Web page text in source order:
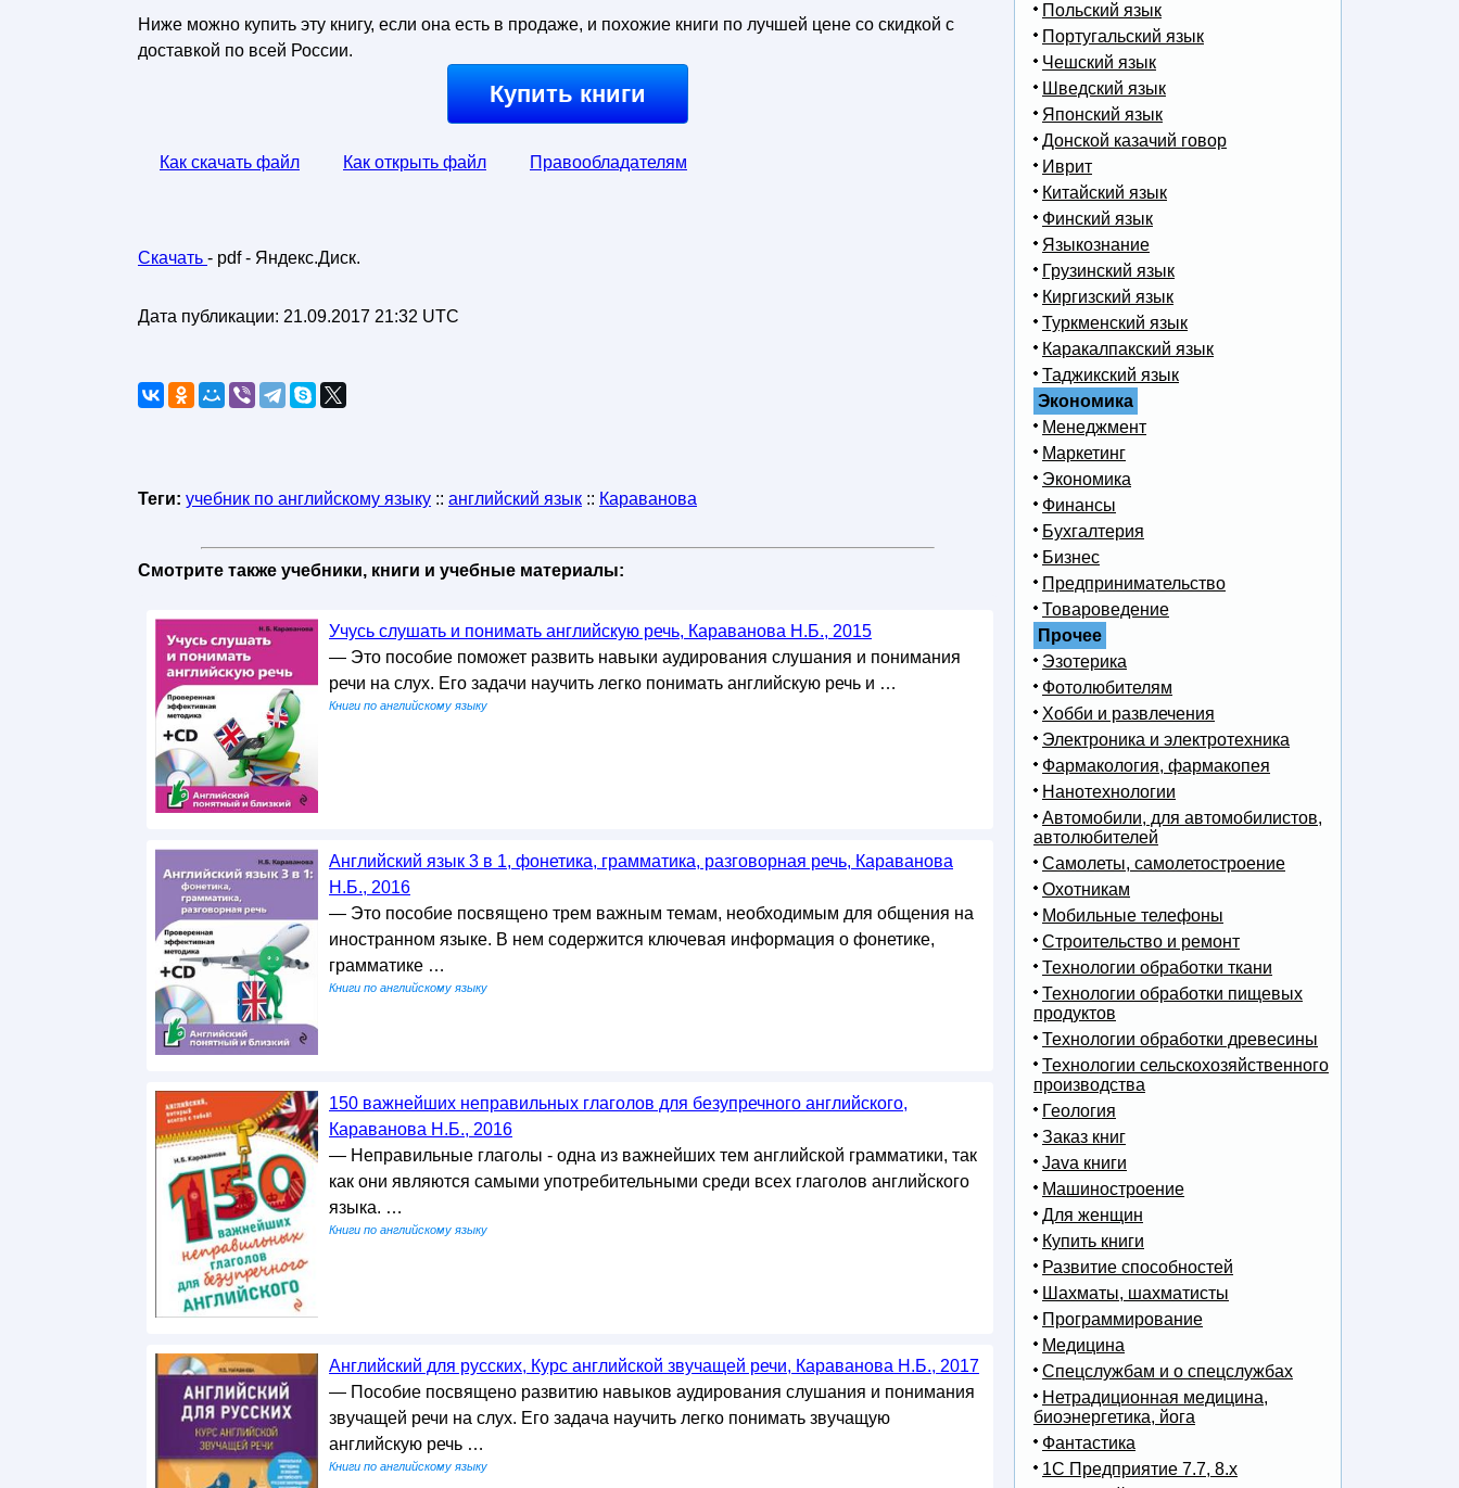
Ниже можно купить эту книгу, если она есть в продаже, и похожие книги по лучшей цене со скидкой с
доставкой по всей России.
Купить книги
Как скачать файл Как открыть файл Правообладателям
Скачать - pdf - Яндекс.Диск.
Дата публикации: 21.09.2017 21:32 UTC
Теги: учебник по английскому языку :: английский язык :: Караванова
Смотрите также учебники, книги и учебные материалы:
Учусь слушать и понимать английскую речь, Караванова Н.Б., 2015
— Это пособие поможет развить навыки аудирования слушания и понимания
речи на слух. Его задачи научить легко понимать английскую речь и …
Книги по английскому языку
Английский язык 3 в 1, фонетика, грамматика, разговорная речь, Караванова
Н.Б., 2016
— Это пособие посвящено трем важным темам, необходимым для общения на
иностранном языке. В нем содержится ключевая информация о фонетике,
грамматике …
Книги по английскому языку
150 важнейших неправильных глаголов для безупречного английского,
Караванова Н.Б., 2016
— Неправильные глаголы - одна из важнейших тем английской грамматики, так
как они являются самыми употребительными среди всех глаголов английского
языка. …
Книги по английскому языку
Английский для русских, Курс английской звучащей речи, Караванова Н.Б., 2017
— Пособие посвящено развитию навыков аудирования слушания и понимания
звучащей речи на слух. Его задача научить легко понимать звучащую
английскую речь …
Книги по английскому языку
Польский язык
Португальский язык
Чешский язык
Шведский язык
Японский язык
Донской казачий говор
Иврит
Китайский язык
Финский язык
Языкознание
Грузинский язык
Киргизский язык
Туркменский язык
Каракалпакский язык
Таджикский язык
Экономика
Менеджмент
Маркетинг
Экономика
Финансы
Бухгалтерия
Бизнес
Предпринимательство
Товароведение
Прочее
Эзотерика
Фотолюбителям
Хобби и развлечения
Электроника и электротехника
Фармакология, фармакопея
Нанотехнологии
Автомобили, для автомобилистов,
автолюбителей
Самолеты, самолетостроение
Охотникам
Мобильные телефоны
Строительство и ремонт
Технологии обработки ткани
Технологии обработки пищевых
продуктов
Технологии обработки древесины
Технологии сельскохозяйственного
производства
Геология
Заказ книг
Java книги
Машиностроение
Для женщин
Купить книги
Развитие способностей
Шахматы, шахматисты
Программирование
Медицина
Спецслужбам и о спецслужбах
Нетрадиционная медицина,
биоэнергетика, йога
Фантастика
1С Предприятие 7.7, 8.x